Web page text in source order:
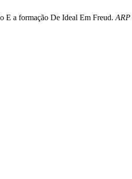
E a formação De Ideal Em Freud. ARP